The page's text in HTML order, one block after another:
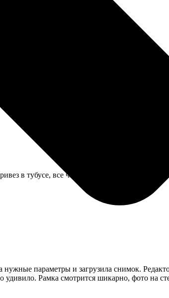
и исправлять. Девушка на телефоне помогла
в тубусе, все четко, без вмятин. Теперь
нужные параметры и загрузила снимок.
удивило. Рамка смотрится шикарно, фото на